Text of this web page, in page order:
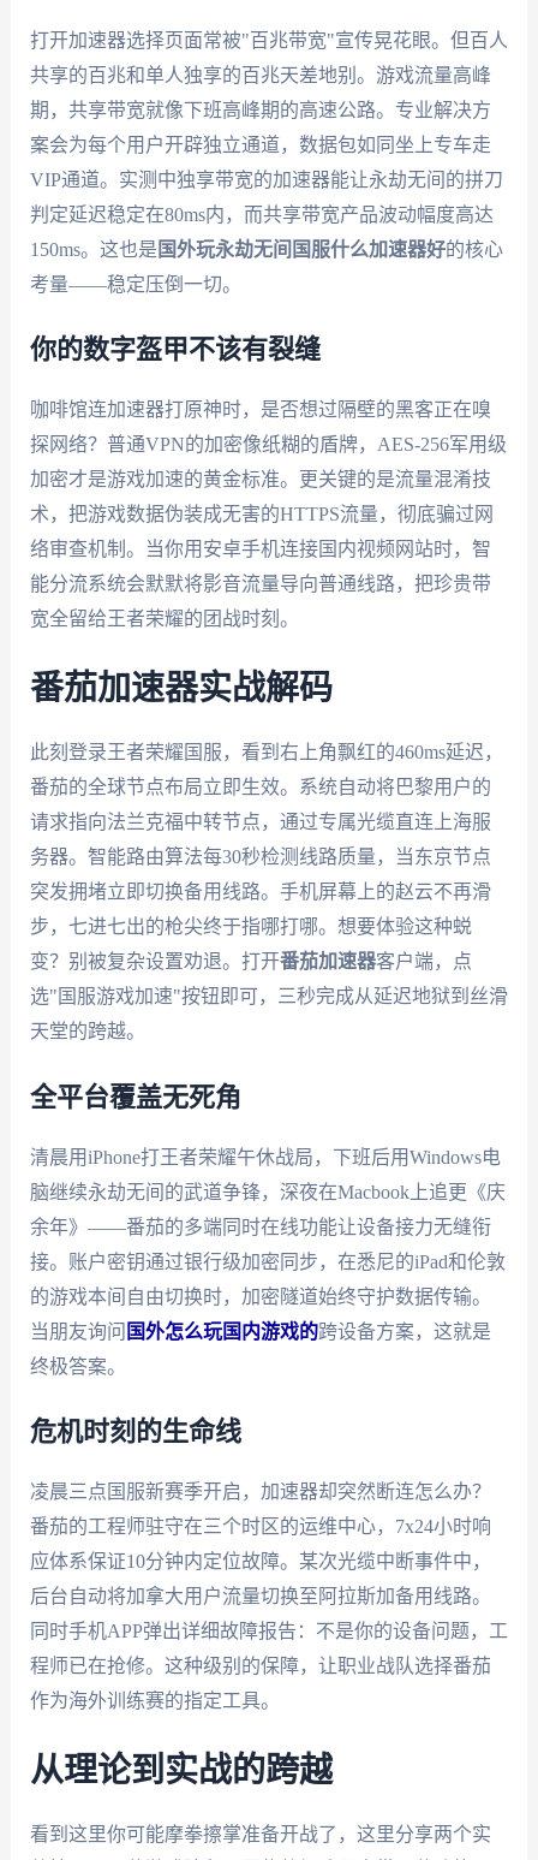
打开加速器选择页面常被"百兆带宽"宣传晃花眼。但百人
共享的百兆和单人独享的百兆天差地别。游戏流量高峰
期，共享带宽就像下班高峰期的高速公路。专业解决方
案会为每个用户开辟独立通道，数据包如同坐上专车走
VIP通道。实测中独享带宽的加速器能让永劫无间的拼刀
判定延迟稳定在80ms内，而共享带宽产品波动幅度高达
150ms。这也是 国外玩永劫无间国服什么加速器好的核心
考量——稳定压倒一切。
你的数字盔甲不该有裂缝
咖啡馆连加速器打原神时，是否想过隔壁的黑客正在嗅
探网络？普通VPN的加密像纸糊的盾牌，AES-256军用级
加密才是游戏加速的黄金标准。更关键的是流量混淆技
术，把游戏数据伪装成无害的HTTPS流量，彻底骗过网
络审查机制。当你用安卓手机连接国内视频网站时，智
能分流系统会默默将影音流量导向普通线路，把珍贵带
宽全留给王者荣耀的团战时刻。
番茄加速器实战解码
此刻登录王者荣耀国服，看到右上角飘红的460ms延迟，
番茄的全球节点布局立即生效。系统自动将巴黎用户的
请求指向法兰克福中转节点，通过专属光缆直连上海服
务器。智能路由算法每30秒检测线路质量，当东京节点
突发拥堵立即切换备用线路。手机屏幕上的赵云不再滑
步，七进七出的枪尖终于指哪打哪。想要体验这种蜕
变？别被复杂设置劝退。打开番茄加速器客户端，点
选"国服游戏加速"按钮即可，三秒完成从延迟地狱到丝滑
天堂的跨越。
全平台覆盖无死角
清晨用iPhone打王者荣耀午休战局，下班后用Windows电
脑继续永劫无间的武道争锋，深夜在Macbook上追更《庆
余年》——番茄的多端同时在线功能让设备接力无缝衔
接。账户密钥通过银行级加密同步，在悉尼的iPad和伦敦
的游戏本间自由切换时，加密隧道始终守护数据传输。
当朋友询问 国外怎么玩国内游戏的跨设备方案，这就是
终极答案。
危机时刻的生命线
凌晨三点国服新赛季开启，加速器却突然断连怎么办？
番茄的工程师驻守在三个时区的运维中心，7x24小时响
应体系保证10分钟内定位故障。某次光缆中断事件中，
后台自动将加拿大用户流量切换至阿拉斯加备用线路。
同时手机APP弹出详细故障报告：不是你的设备问题，工
程师已在抢修。这种级别的保障，让职业战队选择番茄
作为海外训练赛的指定工具。
从理论到实战的跨越
看到这里你可能摩拳擦掌准备开战了，这里分享两个实